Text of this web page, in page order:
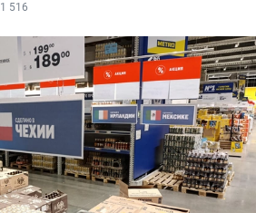
1 516